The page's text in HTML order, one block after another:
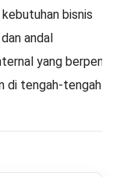
bisnis
andal
yang
di tengah-tengah